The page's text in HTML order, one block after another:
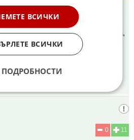
вече го правят? И след хиляди
в същата сламена колиба и
На едно стъпало са от
по-умни от белите? Ако бяха,
роббите от Европа, а не тях
океанана тръстиката
11
0
ВСИЧКИ
ВСИЧКИ
ПОДРОБНОСТИ